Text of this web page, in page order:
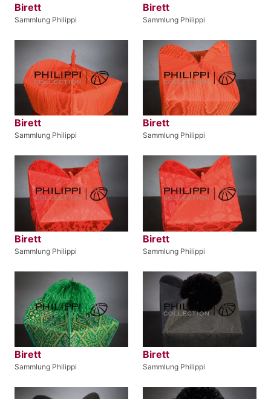
Birett
Sammlung Philippi
Birett
Sammlung Philippi
Birett
Sammlung Philippi
Birett
Sammlung Philippi
Birett
Sammlung Philippi
Birett
Sammlung Philippi
Birett
Sammlung Philippi
Birett
Sammlung Philippi